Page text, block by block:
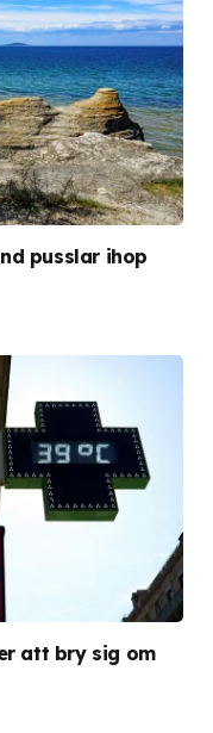
pusslar ihop
att bry sig om